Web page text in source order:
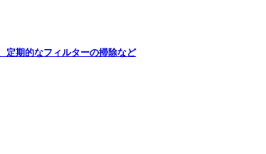
定期的なフィルターの掃除など